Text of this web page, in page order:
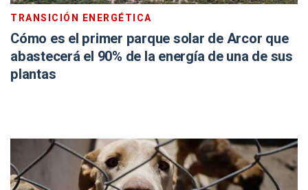
TRANSICIÓN ENERGÉTICA
Cómo es el primer parque solar de Arcor que
abastecerá el 90% de la energía de una de sus
plantas